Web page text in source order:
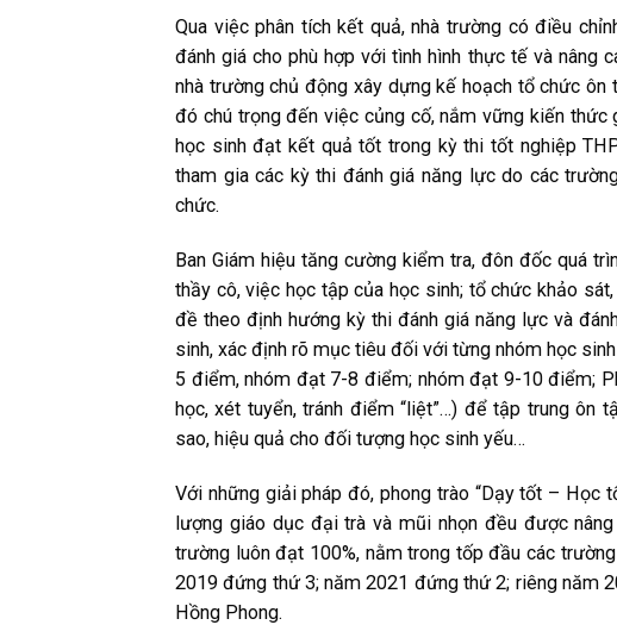
Qua việc phân tích kết quả, nhà trường có điều
đánh giá cho phù hợp với tình hình thực tế và nâng
nhà trường chủ động xây dựng kế hoạch tổ chức
đó chú trọng đến việc củng cố, nắm vững kiến
học sinh đạt kết quả tốt trong kỳ thi tốt nghiệp
tham gia các kỳ thi đánh giá năng lực do các
chức.
Ban Giám hiệu tăng cường kiểm tra, đôn đốc quá
thầy cô, việc học tập của học sinh; tổ chức khảo
đề theo định hướng kỳ thi đánh giá năng lực và
sinh, xác định rõ mục tiêu đối với từng nhóm học
5 điểm, nhóm đạt 7-8 điểm; nhóm đạt 9-10 điểm;
học, xét tuyển, tránh điểm “liệt”…) để tập trung ôn
sao, hiệu quả cho đối tượng học sinh yếu…
Với những giải pháp đó, phong trào “Dạy tốt – Học
lượng giáo dục đại trà và mũi nhọn đều được
trường luôn đạt 100%, nằm trong tốp đầu các
2019 đứng thứ 3; năm 2021 đứng thứ 2; riêng năm
Hồng Phong.